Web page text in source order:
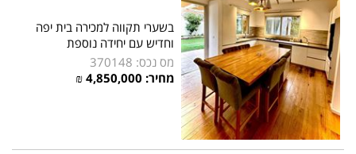
בשערי תקווה למכירה בית יפה
וחדיש עם יחידה נוספת
מס נכס: 370148
מחיר: 4,850,000 ₪